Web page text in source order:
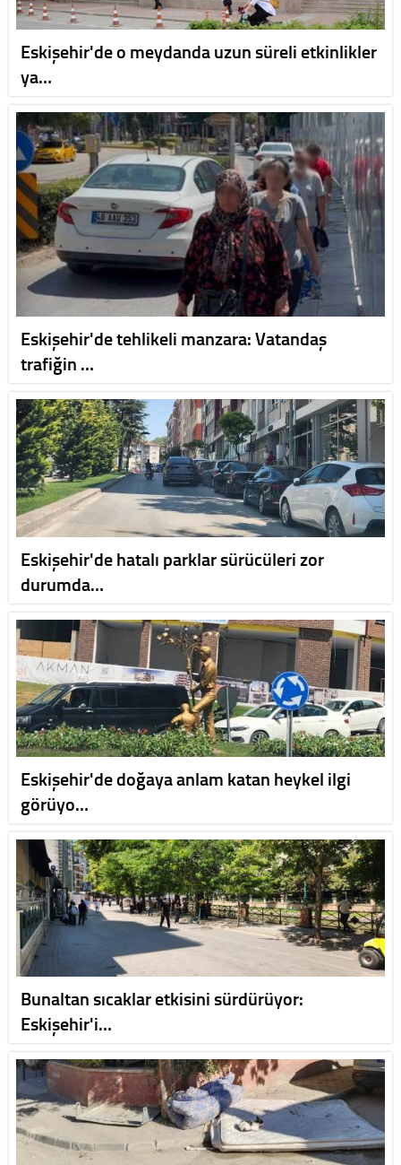
Eskişehir'de o meydanda uzun süreli etkinlikler
ya…
Eskişehir'de tehlikeli manzara: Vatandaş
trafiğin …
Eskişehir'de hatalı parklar sürücüleri zor
durumda…
Eskişehir'de doğaya anlam katan heykel ilgi
görüyo…
Bunaltan sıcaklar etkisini sürdürüyor:
Eskişehir'i…